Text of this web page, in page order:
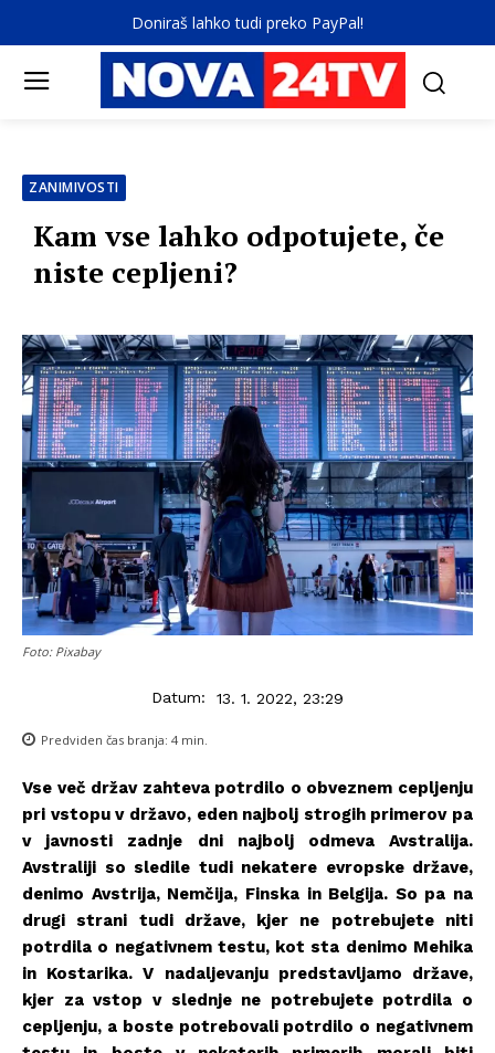
Doniraš lahko tudi preko PayPal!
ZANIMIVOSTI
Kam vse lahko odpotujete, če
niste cepljeni?
Foto: Pixabay
Datum: 13. 1. 2022, 23:29
Predviden čas branja: 4 min.
Vse več držav zahteva potrdilo o obveznem cepljenju
pri vstopu v državo, eden najbolj strogih primerov pa
v javnosti zadnje dni najbolj odmeva Avstralija.
Avstraliji so sledile tudi nekatere evropske države,
denimo Avstrija, Nemčija, Finska in Belgija. So pa na
drugi strani tudi države, kjer ne potrebujete niti
potrdila o negativnem testu, kot sta denimo Mehika
in Kostarika. V nadaljevanju predstavljamo države,
kjer za vstop v slednje ne potrebujete potrdila o
cepljenju, a boste potrebovali potrdilo o negativnem